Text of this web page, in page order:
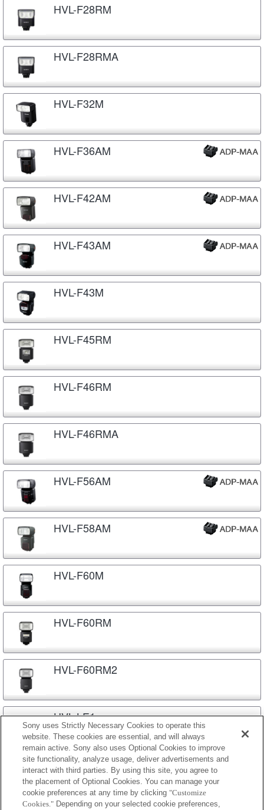
HVL-F28RM
HVL-F28RMA
HVL-F32M
HVL-F36AM
HVL-F42AM
HVL-F43AM
HVL-F43M
HVL-F45RM
HVL-F46RM
HVL-F46RMA
HVL-F56AM
HVL-F58AM
HVL-F60M
HVL-F60RM
HVL-F60RM2
HVL-LE1
HVL-LEIR1
Sony uses Strictly Necessary Cookies to operate this
website. These cookies are essential, and will always
remain active. Sony also uses Optional Cookies to improve
site functionality, analyze usage, deliver advertisements and
interact with third parties. By using this site, you agree to
the placement of Optional Cookies. You can manage your
cookie preferences at any time by clicking "Customize
Cookies." Depending on your selected cookie preferences,